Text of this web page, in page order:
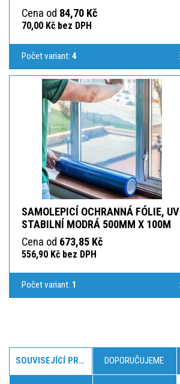
Cena od 84,70 Kč
70,00 Kč bez DPH
Počet variant: 4
SAMOLEPICÍ OCHRANNÁ FÓLIE, UV
STABILNÍ MODRÁ 500MM X 100M
Cena od 673,85 Kč
556,90 Kč bez DPH
Počet variant: 1
SOUVISEJÍCÍ PRODUKTY DOPORUČUJEME